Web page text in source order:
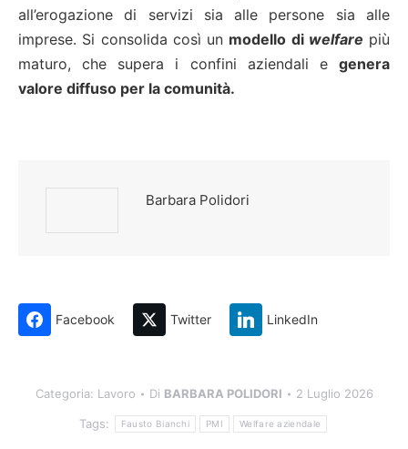
all’erogazione di servizi sia alle persone sia alle
imprese. Si consolida così un modello di welfare più
maturo, che supera i confini aziendali e genera
valore diffuso per la comunità.
Barbara Polidori
Facebook Twitter LinkedIn
Categoria: Lavoro Di BARBARA POLIDORI 2 Luglio 2026
Tags: Fausto Bianchi PMI Welfare aziendale